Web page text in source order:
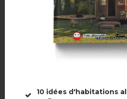
10 idées d'habitations